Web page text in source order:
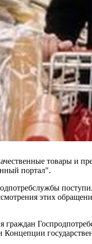
товары и
портал".
этих